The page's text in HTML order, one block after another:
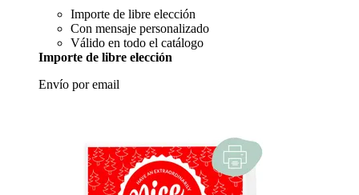
Importe de libre elección
Con mensaje personalizado
Válido en todo el catálogo
Importe de libre elección
Envío por email